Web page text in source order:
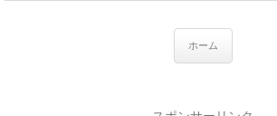
ホーム